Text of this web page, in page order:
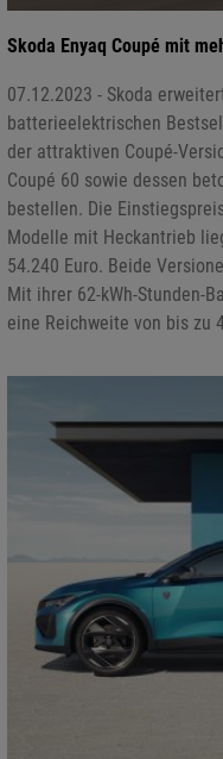
Skoda Enyaq Coupé mit
07.12.2023 - Skoda
batterieelektrischen
der attraktiven Coupé-
Coupé 60 sowie dessen
bestellen. Die
Modelle mit Heckantrieb
54.240 Euro. Beide
Mit ihrer 62-kWh-Stunden-
eine Reichweite von bis zu